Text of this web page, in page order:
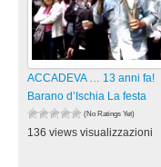
ACCADEVA … 13 anni fa!
Barano d’Ischia La festa
(No Ratings Yet)
136 views visualizzazioni